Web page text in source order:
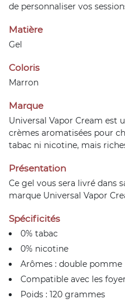
de personnaliser vos
Matière
Gel
Coloris
Marron
Marque
Universal Vapor Cream est
crèmes aromatisées pour
tabac ni nicotine, mais
Présentation
Ce gel vous sera livré dans
marque Universal Vapor
Spécificités
0% tabac
0% nicotine
Arômes : double pomme
Compatible avec les
Poids : 120 grammes